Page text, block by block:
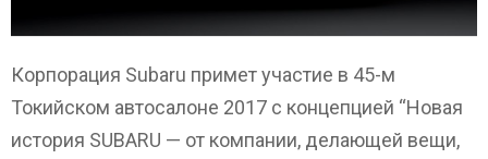
Корпорация Subaru примет участие в 45-м
Токийском автосалоне 2017 с концепцией “Новая
история SUBARU — от компании, делающей вещи,